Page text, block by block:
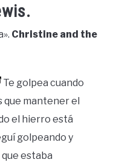
Christine and the
Te golpea cuando
que mantener el
el hierro está
golpeando y
estaba